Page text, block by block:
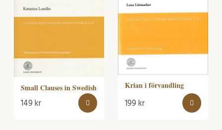
Small Clauses in Swedish
149kr
Krian i förvandling
199kr